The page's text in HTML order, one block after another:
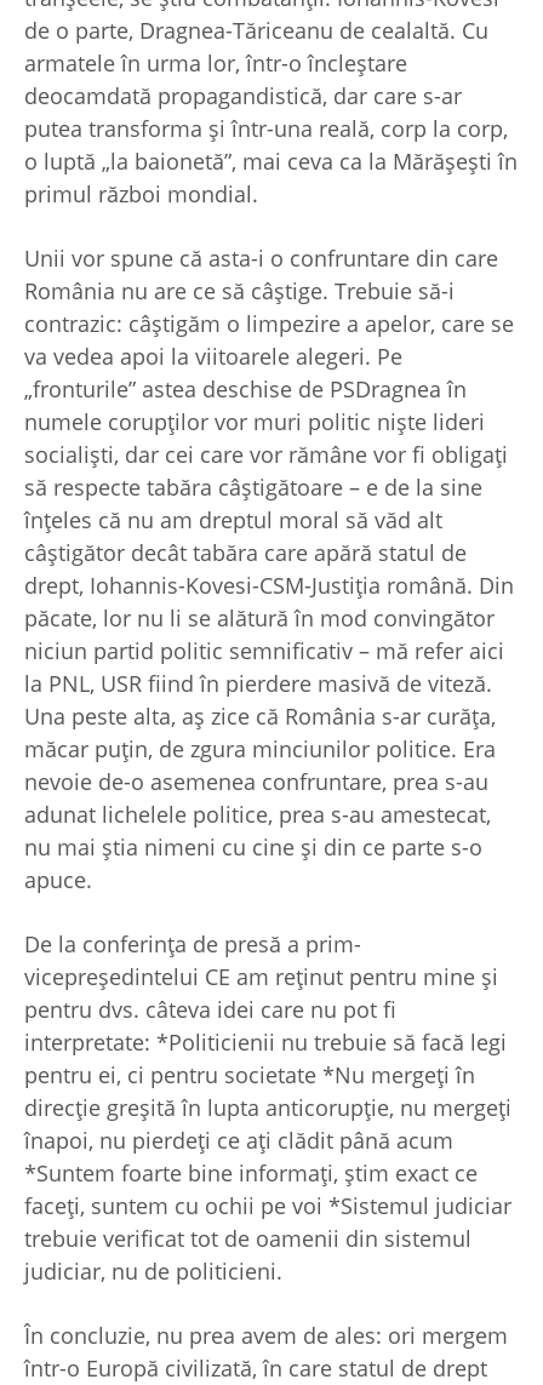
de o parte, Dragnea-Tăriceanu de cealaltă. Cu
armatele în urma lor, într-o încleştare
deocamdată propagandistică, dar care s-ar
putea transforma şi într-una reală, corp la corp,
o luptă „la baionetă”, mai ceva ca la Mărăşeşti în
primul război mondial.
Unii vor spune că asta-i o confruntare din care
România nu are ce să câştige. Trebuie să-i
contrazic: câştigăm o limpezire a apelor, care se
va vedea apoi la viitoarele alegeri. Pe
„fronturile” astea deschise de PSDragnea în
numele corupţilor vor muri politic nişte lideri
socialişti, dar cei care vor rămâne vor fi obligaţi
să respecte tabăra câştigătoare – e de la sine
înţeles că nu am dreptul moral să văd alt
câştigător decât tabăra care apără statul de
drept, Iohannis-Kovesi-CSM-Justiţia română. Din
păcate, lor nu li se alătură în mod convingător
niciun partid politic semnificativ – mă refer aici
la PNL, USR fiind în pierdere masivă de viteză.
Una peste alta, aş zice că România s-ar curăţa,
măcar puţin, de zgura minciunilor politice. Era
nevoie de-o asemenea confruntare, prea s-au
adunat lichelele politice, prea s-au amestecat,
nu mai ştia nimeni cu cine şi din ce parte s-o
apuce.
De la conferinţa de presă a prim-
vicepreşedintelui CE am reţinut pentru mine şi
pentru dvs. câteva idei care nu pot fi
interpretate: *Politicienii nu trebuie să facă legi
pentru ei, ci pentru societate *Nu mergeţi în
direcţie greşită în lupta anticorupţie, nu mergeţi
înapoi, nu pierdeţi ce aţi clădit până acum
*Suntem foarte bine informaţi, ştim exact ce
faceţi, suntem cu ochii pe voi *Sistemul judiciar
trebuie verificat tot de oamenii din sistemul
judiciar, nu de politicieni.
În concluzie, nu prea avem de ales: ori mergem
într-o Europă civilizată, în care statul de drept